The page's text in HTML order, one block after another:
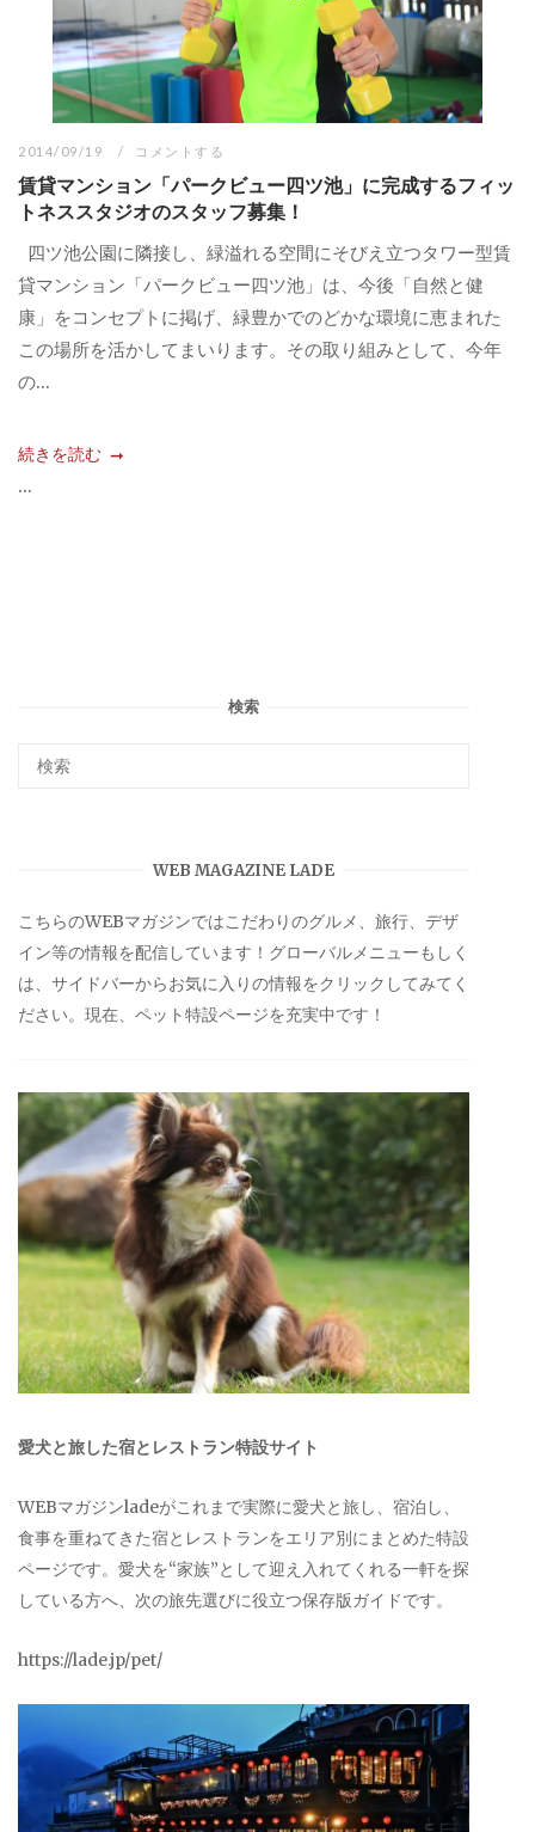
2014/09/19 コメントする
賃貸マンション「パークビュー四ツ池」に完成するフィッ
トネススタジオのスタッフ募集！
四ツ池公園に隣接し、緑溢れる空間にそびえ立つタワー型賃
貸マンション「パークビュー四ツ池」は、今後「自然と健
康」をコンセプトに掲げ、緑豊かでのどかな環境に恵まれた
この場所を活かしてまいります。その取り組みとして、今年
の...
続きを読む
...
検索
WEB MAGAZINE LADE
こちらのWEBマガジンではこだわりのグルメ、旅行、デザ
イン等の情報を配信しています！グローバルメニューもしく
は、サイドバーからお気に入りの情報をクリックしてみてく
ださい。現在、ペット特設ページを充実中です！
愛犬と旅した宿とレストラン特設サイト
WEBマガジンladeがこれまで実際に愛犬と旅し、宿泊し、
食事を重ねてきた宿とレストランをエリア別にまとめた特設
ページです。愛犬を“家族”として迎え入れてくれる一軒を探
している方へ、次の旅先選びに役立つ保存版ガイドです。
https://lade.jp/pet/